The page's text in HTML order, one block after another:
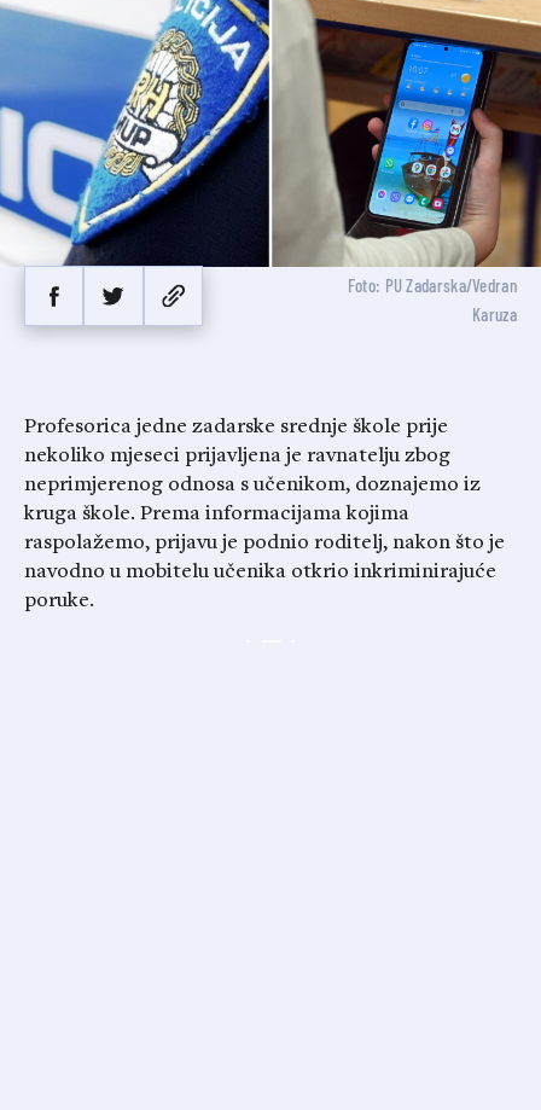
Foto: PU Zadarska/Vedran
Karuza
Profesorica jedne zadarske srednje škole prije
nekoliko mjeseci prijavljena je ravnatelju zbog
neprimjerenog odnosa s učenikom, doznajemo iz
kruga škole. Prema informacijama kojima
raspolažemo, prijavu je podnio roditelj, nakon što je
navodno u mobitelu učenika otkrio inkriminirajuće
poruke.